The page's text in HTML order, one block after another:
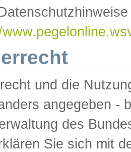
und die
angegeben -
des
Sie sich mit